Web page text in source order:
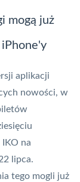
mogą już
aplikacji
nowości, w
na
lipca.
tego mogli już